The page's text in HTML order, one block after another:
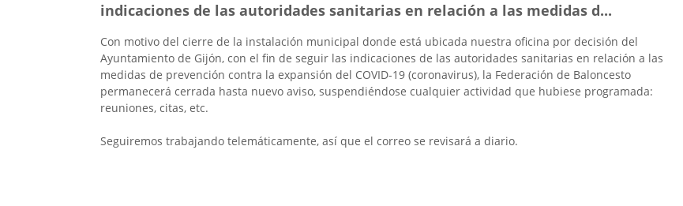
indicaciones de las autoridades sanitarias en relación a las medidas d...
Con motivo del cierre de la instalación municipal donde está ubicada nuestra oficina por decisión del
Ayuntamiento de Gijón, con el fin de seguir las indicaciones de las autoridades sanitarias en relación a las
medidas de prevención contra la expansión del COVID-19 (coronavirus), la Federación de Baloncesto
permanecerá cerrada hasta nuevo aviso, suspendiéndose cualquier actividad que hubiese programada:
reuniones, citas, etc.
Seguiremos trabajando telemáticamente, así que el correo se revisará a diario.